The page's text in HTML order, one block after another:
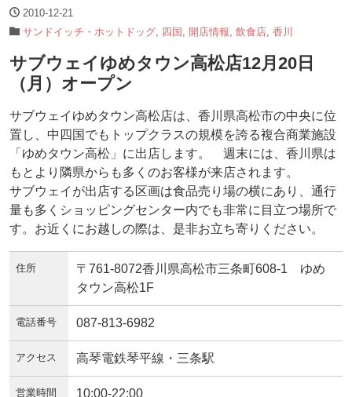
2010-12-21
サンドイッチ・ホットドッグ 四国 開店情報 飲食店 香川
サブウェイゆめタウン高松店12月20日
（月）オープン
サブウェイゆめタウン高松店は、香川県高松市の中央に位
置し、中四国でもトップクラスの規模を誇る複合商業施設
「ゆめタウン高松」に出店します。 週末には、香川県は
もとより隣県からも多くのお客様が来店されます。
サブウェイが出店する区画は食品売り場の横にあり、通行
量も多くショッピングセンター内でも非常に目立つ場所で
す。お近くにお越しの際は、是非お立ち寄りください。
住所
〒761-8072香川県高松市三条町608-1 ゆめ
タウン高松1F
電話番号 087-813-6982
アクセス 高琴電鉄琴平線・三条駅
営業時間 10:00-22:00